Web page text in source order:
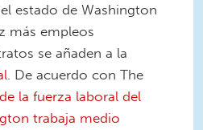
estado de Washington
más empleos
se añaden a la
. De acuerdo con The
la fuerza laboral del
trabaja medio